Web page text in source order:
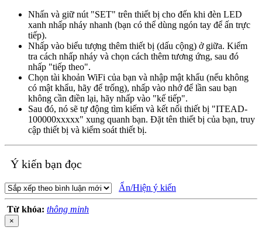
Nhấn và giữ nút "SET" trên thiết bị cho đến khi đèn LED
xanh nhấp nháy nhanh (bạn có thể dùng ngón tay để ấn trực
tiếp).
Nhấp vào biểu tượng thêm thiết bị (dấu cộng) ở giữa. Kiểm
tra cách nhấp nháy và chọn cách thêm tương ứng, sau đó
nhấp "tiếp theo".
Chọn tài khoản WiFi của bạn và nhập mật khẩu (nếu không
có mật khẩu, hãy để trống), nhấp vào nhớ để lần sau bạn
không cần điền lại, hãy nhấp vào "kế tiếp".
Sau đó, nó sẽ tự động tìm kiếm và kết nối thiết bị "ITEAD-
100000xxxxx" xung quanh bạn. Đặt tên thiết bị của bạn, truy
cập thiết bị và kiểm soát thiết bị.
Ý kiến bạn đọc
Ẩn/Hiện ý kiến
Từ khóa: thông minh
×